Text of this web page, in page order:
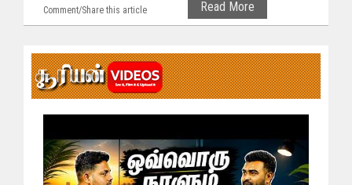
Comment/Share this article Read More